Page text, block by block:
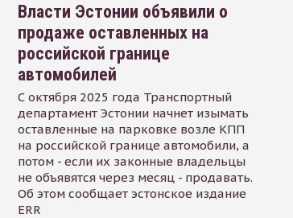
Власти Эстонии объявили о
продаже оставленных на
российской границе
автомобилей
С октября 2025 года Транспортный
департамент Эстонии начнет изымать
оставленные на парковке возле КПП
на российской границе автомобили, а
потом - если их законные владельцы
не объявятся через месяц - продавать.
Об этом сообщает эстонское издание
ERR